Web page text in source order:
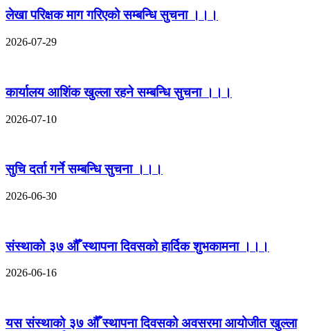
लेखा परिक्षक माग गरिएको सम्बन्धि सुचना ।।।
2026-07-29
कार्यालय आशिंक खुल्ला रहने सम्बन्धि सुचना ।।।
2026-07-10
सुचि दर्ता गर्ने सम्बन्धि सुचना ।।।
2026-06-30
संस्थाको ३७ औँ स्थापना दिवसको हार्दिक शुभकामना ।।।
2026-06-16
यस संस्थाको ३७ औँ स्थापना दिवसको अवसरमा आयोजीत खुल्ला